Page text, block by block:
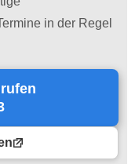
in der Regel